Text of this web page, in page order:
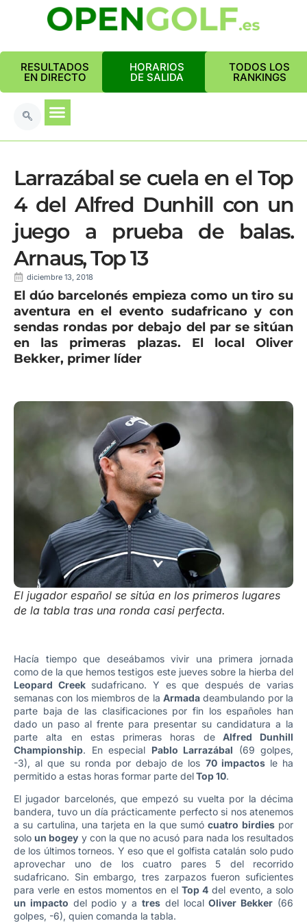
RESULTADOS
EN DIRECTO
HORARIOS
DE SALIDA
TODOS LOS
RANKINGS
Larrazábal se cuela en el Top
4 del Alfred Dunhill con un
juego a prueba de balas.
Arnaus, Top 13
diciembre 13, 2018
El dúo barcelonés empieza como un tiro su
aventura en el evento sudafricano y con
sendas rondas por debajo del par se sitúan
en las primeras plazas. El local Oliver
Bekker, primer líder
El jugador español se sitúa en los primeros lugares
de la tabla tras una ronda casi perfecta.
Hacía tiempo que deseábamos vivir una primera jornada
como de la que hemos testigos este jueves sobre la hierba del
Leopard Creeksudafricano. Y es que después de varias
semanas con los miembros de la Armada deambulando por la
parte baja de las clasificaciones por fin los españoles han
dado un paso al frente para presentar su candidatura a la
parte alta en estas primeras horas deAlfred Dunhill
Championship. En especial Pablo Larrazábal (69 golpes,
-3), al que su ronda por debajo de los 70 impactosle ha
permitido a estas horas formar parte delTop 10.
El jugador barcelonés, que empezó su vuelta por la décima
bandera, tuvo un día prácticamente perfecto si nos atenemos
a su cartulina, una tarjeta en la que sumócuatro birdiespor
solo un bogey y con la que no acusó para nada los resultados
de los últimos torneos. Y eso que el golfista catalán solo pudo
aprovechar uno de los cuatro pares 5 del recorrido
sudafricano. Sin embargo, tres zarpazos fueron suficientes
para verle en estos momentos en el Top 4 del evento, a solo
un impacto del podio y a tresdel localOliver Bekker (66
golpes, -6), quien comanda la tabla.